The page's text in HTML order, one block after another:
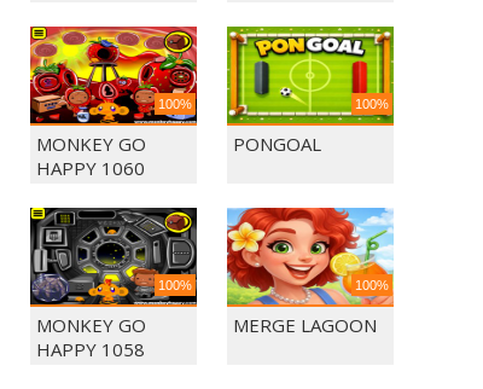
100%
MONKEY GO
HAPPY 1060
100%
PONGOAL
100%
MONKEY GO
HAPPY 1058
100%
MERGE LAGOON